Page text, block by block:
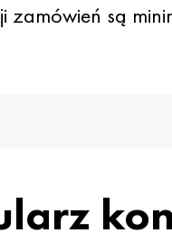
zamówień są